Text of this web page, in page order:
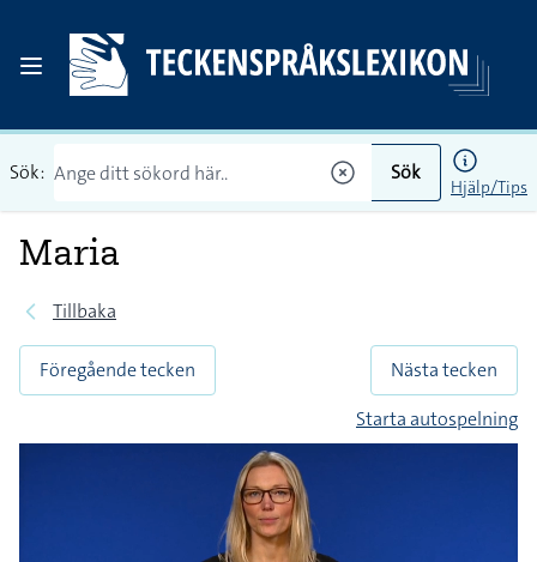
Sök: Sök
Hjälp/Tips
Maria
Tillbaka
Föregående tecken
Nästa tecken
Starta autospelning